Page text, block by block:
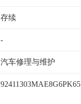
存续
-
汽车修理与维护
92411303MAE8G6PK65